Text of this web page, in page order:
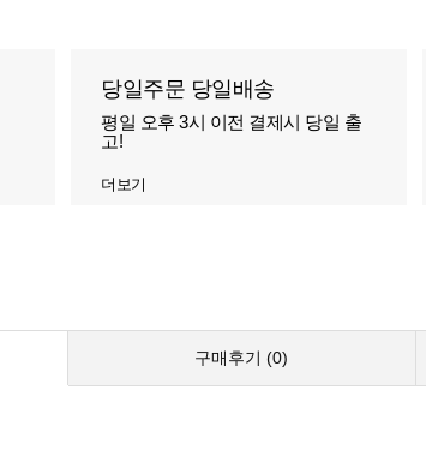
당일주문 당일배송
평일 오후 3시 이전 결제시 당일 출
고!
더보기
구매후기 (0)